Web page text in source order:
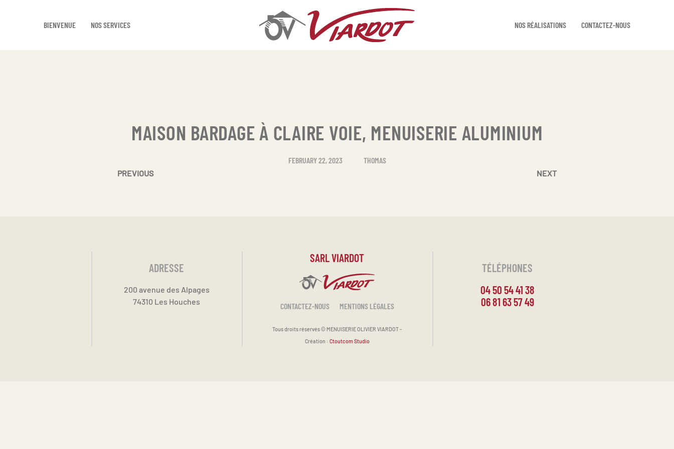
BIENVENUE NOS SERVICES NOS RÉALISATIONS CONTACTEZ-NOUS
MAISON BARDAGE À CLAIRE VOIE, MENUISERIE ALUMINIUM
FEBRUARY 22, 2023
THOMAS
PREVIOUS
NEXT
ADRESSE
200 avenue des Alpages
74310 Les Houches
SARL VIARDOT
CONTACTEZ-NOUS MENTIONS LÉGALES
Tous droits réservés © MENUISERIE OLIVIER VIARDOT -
Création : Ctoutcom Studio
TÉLÉPHONES
04 50 54 41 38
06 81 63 57 49